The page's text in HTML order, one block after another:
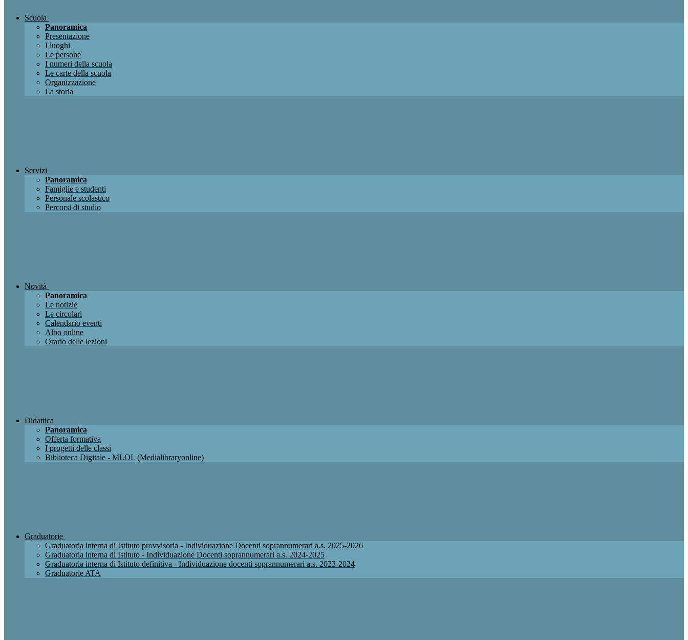
Scuola
Panoramica
Presentazione
I luoghi
Le persone
I numeri della scuola
Le carte della scuola
Organizzazione
La storia
Servizi
Panoramica
Famiglie e studenti
Personale scolastico
Percorsi di studio
Novità
Panoramica
Le notizie
Le circolari
Calendario eventi
Albo online
Orario delle lezioni
Didattica
Panoramica
Offerta formativa
I progetti delle classi
Biblioteca Digitale - MLOL (Medialibraryonline)
Graduatorie
Graduatoria interna di Istituto provvisoria - Individuazione Docenti soprannumerari a.s. 2025-2026
Graduatoria interna di Istituto - Individuazione Docenti soprannumerari a.s. 2024-2025
Graduatoria interna di Istituto definitiva - Individuazione docenti soprannumerari a.s. 2023-2024
Graduatorie ATA